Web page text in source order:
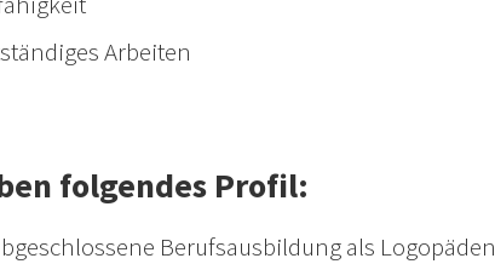
Arbeiten
folgendes Profil:
Berufsausbildung als Logopäden